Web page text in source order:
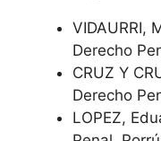
VIDAURRI,
Derecho
CRUZ Y
Derecho
LOPEZ,